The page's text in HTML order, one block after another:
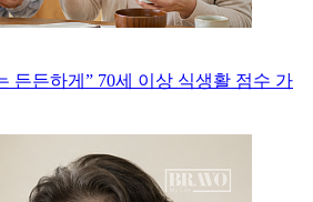
든든하게” 70세 이상 식생활 점수 가